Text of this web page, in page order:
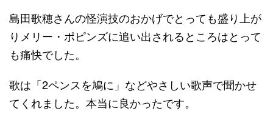
島田歌穂さんの怪演技のおかげでとっても盛り上が
りメリー・ポピンズに追い出されるところはとって
も痛快でした。
歌は「2ペンスを鳩に」などやさしい歌声で聞かせ
てくれました。本当に良かったです。